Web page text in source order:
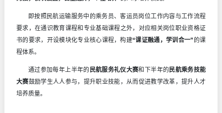
即按照民航运输服务中的乘务员、客运员岗位工作内容与工作流程
要求，在通识教育课程和专业基础课程之外，对应相关岗位职业资格证
书的要求，开设模块化专业核心课程，构建“课证融通，学训合一”的课
程体系。
通过参加每年上半年的 民航服务礼仪大赛和下半年的民航乘务技能
大赛鼓励学生人人参与，提升职业技能，从而促进教学改革，提升人才
培养质量。